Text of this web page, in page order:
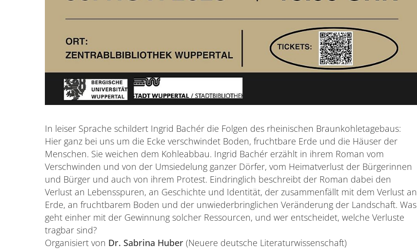
In leiser Sprache schildert Ingrid Bachér die Folgen des rheinischen Braunkohletagebaus:
Hier ganz bei uns um die Ecke verschwindet Boden, fruchtbare Erde und die Häuser der
Menschen. Sie weichen dem Kohleabbau. Ingrid Bachér erzählt in ihrem Roman vom
Verschwinden und von der Umsiedelung ganzer Dörfer, vom Heimatverlust der Bürgerinnen
und Bürger und auch von ihrem Protest. Eindringlich beschreibt der Roman dabei den
Verlust an Lebensspuren, an Geschichte und Identität, der zusammenfällt mit dem Verlust an
Erde, an fruchtbarem Boden und der unwiederbringlichen Veränderung der Landschaft. Was
geht einher mit der Gewinnung solcher Ressourcen, und wer entscheidet, welche Verluste
tragbar sind?
Organisiert von Dr. Sabrina Huber (Neuere deutsche Literaturwissenschaft)